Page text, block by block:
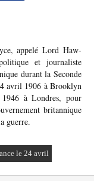
appelé Lord Haw-
et journaliste
durant la Seconde
avril 1906 à Brooklyn
à Londres, pour
britannique
guerre.
le 24 avril